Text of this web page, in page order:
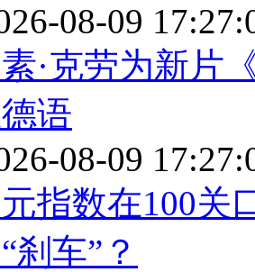
08-09
·克劳为新片
语
08-09
指数在100关
刹车”？